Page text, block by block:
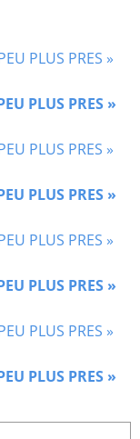
PLUS PRES »
PLUS PRES »
PLUS PRES »
PLUS PRES »